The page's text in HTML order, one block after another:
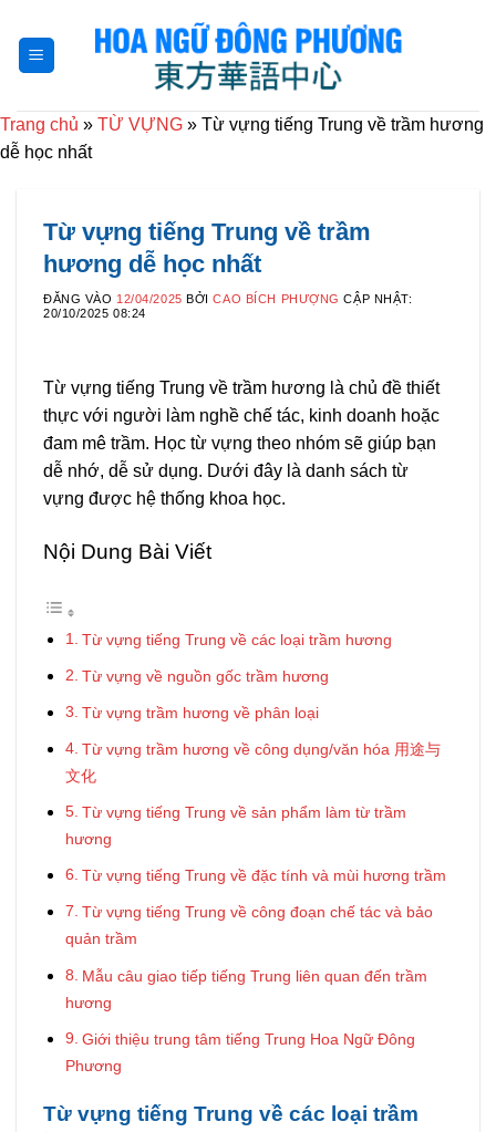
qua
nội
Trang chủ » TỪ VỰNG » Từ vựng tiếng Trung về trầm hương
dễ học nhất
Từ vựng tiếng Trung về trầm
hương dễ học nhất
ĐĂNG VÀO 12/04/2025 BỞICAO BÍCH PHƯỢNG CẬP NHẬT:
20/10/2025 08:24
Từ vựng tiếng Trung về trầm hương là chủ đề thiết
thực với người làm nghề chế tác, kinh doanh hoặc
đam mê trầm. Học từ vựng theo nhóm sẽ giúp bạn
dễ nhớ, dễ sử dụng. Dưới đây là danh sách từ
vựng được hệ thống khoa học.
Nội Dung Bài Viết
Từ vựng tiếng Trung về các loại trầm hương
Từ vựng về nguồn gốc trầm hương
Từ vựng trầm hương về phân loại
Từ vựng trầm hương về công dụng/văn hóa 用途与
文化
Từ vựng tiếng Trung về sản phẩm làm từ trầm
hương
Từ vựng tiếng Trung về đặc tính và mùi hương trầm
Từ vựng tiếng Trung về công đoạn chế tác và bảo
quản trầm
Mẫu câu giao tiếp tiếng Trung liên quan đến trầm
hương
Giới thiệu trung tâm tiếng Trung Hoa Ngữ Đông
Phương
Từ vựng tiếng Trung về các loại trầm